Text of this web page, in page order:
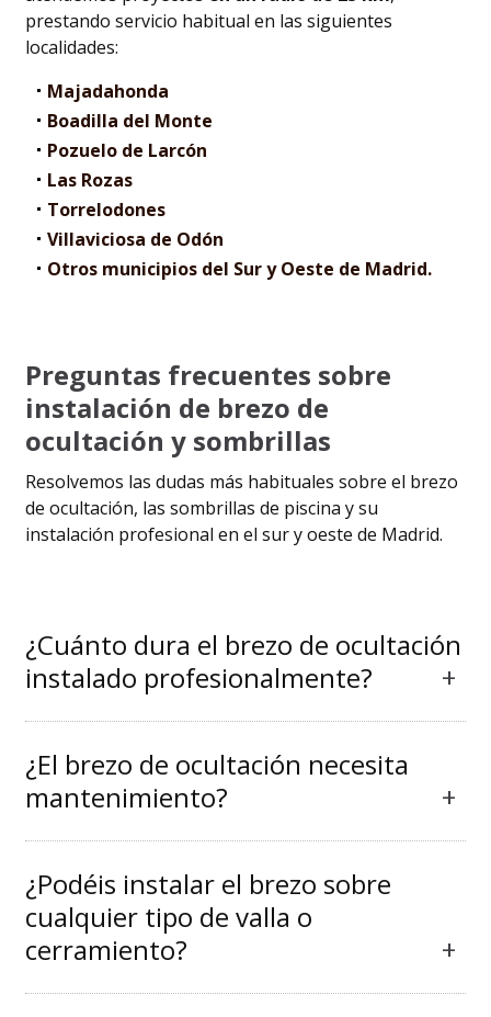
prestando servicio habitual en las siguientes
localidades:
Majadahonda
Boadilla del Monte
Pozuelo de Larcón
Las Rozas
Torrelodones
Villaviciosa de Odón
Otros municipios del Sur y Oeste de Madrid.
Preguntas frecuentes sobre
instalación de brezo de
ocultación y sombrillas
Resolvemos las dudas más habituales sobre el brezo
de ocultación, las sombrillas de piscina y su
instalación profesional en el sur y oeste de Madrid.
¿Cuánto dura el brezo de ocultación
instalado profesionalmente?
¿El brezo de ocultación necesita
mantenimiento?
¿Podéis instalar el brezo sobre
cualquier tipo de valla o
cerramiento?